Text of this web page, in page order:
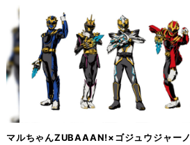
マルちゃんZUBAAAN!×ゴジュウジャー